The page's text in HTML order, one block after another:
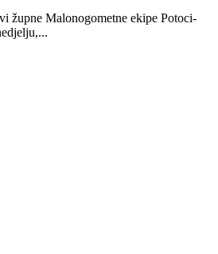
župne Malonogometne ekipe Potoci-